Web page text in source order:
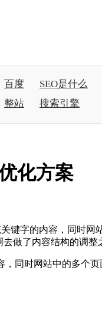
百度
SEO是什么
整站 搜索引擎
化方案
键字的内容，同时网
做了内容结构的调
，同时网站中的多